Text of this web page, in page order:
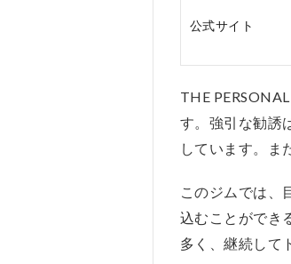
公式サイト
THE
す。強引な勧誘
しています。ま
このジムでは、
込むことができ
多く、継続して